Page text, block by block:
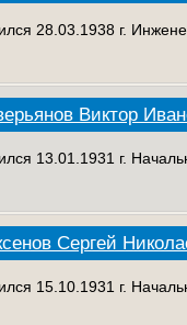
28.03.1938 г.
Виктор
13.01.1931 г.
Сергей
15.10.1931 г.